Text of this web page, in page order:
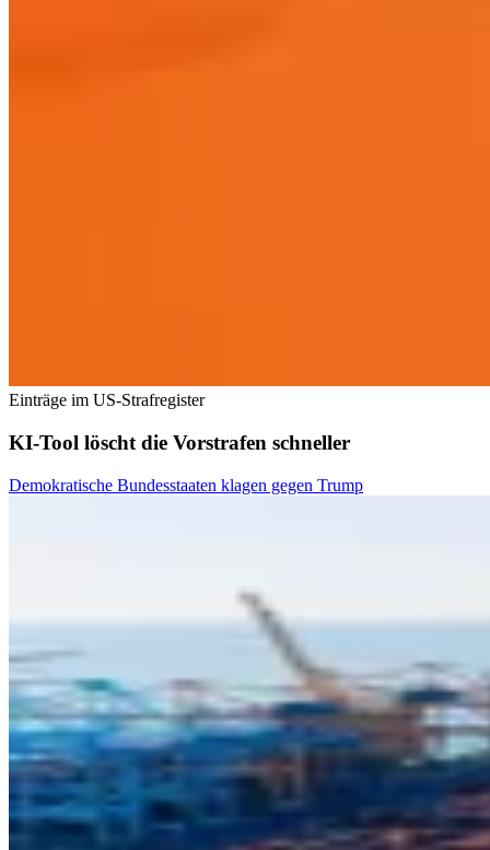
Einträge im US-Strafregister
KI-Tool löscht die Vorstrafen schneller
Demokratische Bundesstaaten klagen gegen Trump